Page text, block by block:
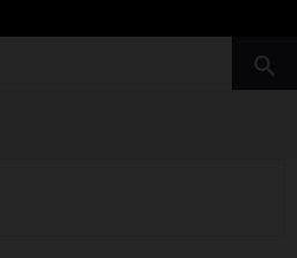
search